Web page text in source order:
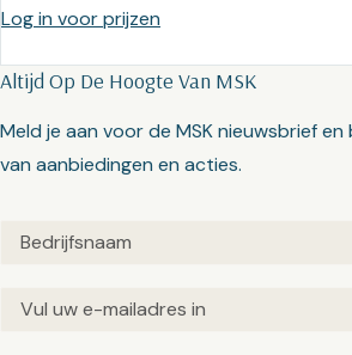
Log in voor prijzen
Altijd Op De Hoogte Van MSK
Meld je aan voor de MSK nieuwsbrief
van aanbiedingen en acties.
Untitled(Vereist)
Email(Vereist)